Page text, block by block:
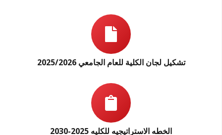
تشكيل لجان الكلية للعام الجامعي 2025/2026
الخطه الاستراتيجيه للكليه 2025-2030